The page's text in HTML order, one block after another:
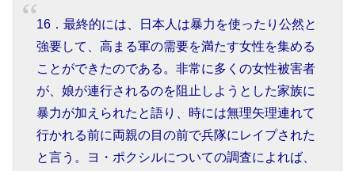
16．最終的には、日本人は暴力を使ったり公然と
強要して、高まる軍の需要を満たす女性を集める
ことができたのである。非常に多くの女性被害者
が、娘が連行されるのを阻止しようとした家族に
暴力が加えられたと語り、時には無理矢理連れて
行かれる前に両親の目の前で兵隊にレイプされた
と言う。ヨ・ポクシルについての調査によれば、